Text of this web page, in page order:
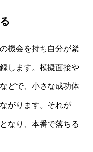
機会を持ち自分が緊
します。模擬面接や
どで、小さな成功体
がります。それが
なり、本番で落ちる